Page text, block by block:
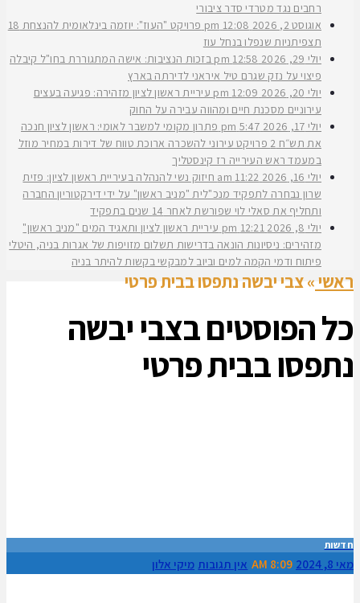
רחבים נגד מטרדי סדר ציבורי
אוגוסט 2, 2026
12:08 pm
פרויקט "העוז": יוזמה בינלאומית להנצחת 18
תצפיתניות שנפלו בנחל עוז
יולי 29, 2026
12:58 pm
בזכות הנציבות: אישה המתגוררת בחו"ל קיבלה
פיצוי על נזק שגרם טיל איראני לדירתה בארץ
יולי 20, 2026
12:09 pm
עיריית ראשון לציון מזהירה: פגיעה בעצים
עירוניים מסכנת חיים ומהווה עבירה על החוק
יולי 17, 2026
5:47 pm
פתרון מקומי למשבר לאומי: ראשון לציון חנכה
את תש״ח 2 פרויקט עירוני להשכרה ארוכת טווח של דירות במחיר מוזל
במעמד ראש העירייה רז קינסטליך
יולי 16, 2026
11:22 am
חיזוק נשי להנהלה בעיריית ראשון לציון: פזית
שרון נבחרה לתפקיד מנכ"לית "מניב ראשון" על ידי דירקטוריון החברה
ותחליף את סאלי לוי שפורשת לאחר 14 שנים בתפקיד
יולי 8, 2026
12:21 pm
עיריית ראשון לציון ותאגיד המים "מניב ראשון"
מזהירים: ניסיונות הונאה בדרישות תשלום מזויפות של אגרות בניה, היטלי
פיתוח ודמי הקמה למים וביוב למבקשי בקשות להיתר בניה
ראשי»צבי יבשה נתפסו בבית פרטי
כל הפוסטים בצבי יבשה
נתפסו בבית פרטי
חדשות
מאי 8, 2024 8:09 AM אין תגובות מיקי אלון